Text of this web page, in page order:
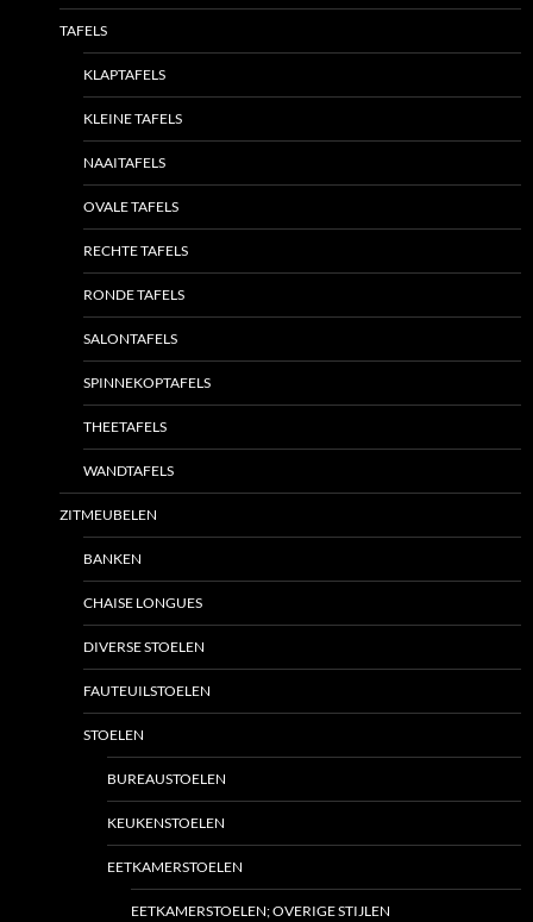
TAFELS
KLAPTAFELS
KLEINE TAFELS
NAAITAFELS
OVALE TAFELS
RECHTE TAFELS
RONDE TAFELS
SALONTAFELS
SPINNEKOPTAFELS
THEETAFELS
WANDTAFELS
ZITMEUBELEN
BANKEN
CHAISE LONGUES
DIVERSE STOELEN
FAUTEUILSTOELEN
STOELEN
BUREAUSTOELEN
KEUKENSTOELEN
EETKAMERSTOELEN
EETKAMERSTOELEN; OVERIGE STIJLEN